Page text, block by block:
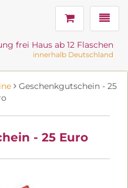
frei Haus ab 12 Flaschen
innerhalb Deutschland
Geschenkgutschein - 25
- 25 Euro